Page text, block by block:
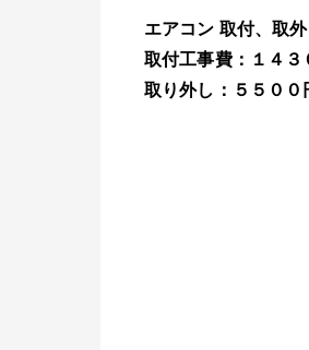
エアコン 取付、取
取付工事費：１４３
取り外し：５５００